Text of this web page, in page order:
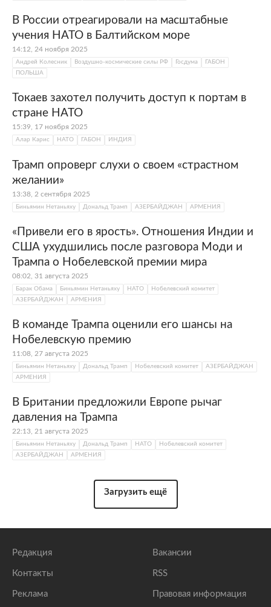
В России отреагировали на масштабные
учения НАТО в Балтийском море
14:12, 24 ноября 2025
Андрей Колесник Воздушно-космические силы РФ Госдума
ГАБОН
ПОЛЬША
Токаев захотел получить доступ к портам в
стране НАТО
15:39, 17 ноября 2025
Алар Карис НАТО ГАБОН ИНДИЯ
Трамп опроверг слухи о своем «страстном
желании»
13:38, 2 сентября 2025
Биньямин Нетаньяху Дональд Трамп АЗЕРБАЙДЖАН АРМЕНИЯ
«Привели его в ярость». Отношения Индии и
США ухудшились после разговора Моди и
Трампа о Нобелевской премии мира
08:02, 31 августа 2025
Барак Обама Биньямин Нетаньяху НАТО
Нобелевский комитет
АЗЕРБАЙДЖАН
АРМЕНИЯ
В команде Трампа оценили его шансы на
Нобелевскую премию
11:08, 27 августа 2025
Биньямин Нетаньяху Дональд Трамп Нобелевский комитет
АЗЕРБАЙДЖАН
АРМЕНИЯ
В Британии предложили Европе рычаг
давления на Трампа
22:13, 21 августа 2025
Биньямин Нетаньяху Дональд Трамп НАТО
Нобелевский комитет
АЗЕРБАЙДЖАН
АРМЕНИЯ
Загрузить ещё
Редакция
Контакты
Реклама
Вакансии
RSS
Правовая информация